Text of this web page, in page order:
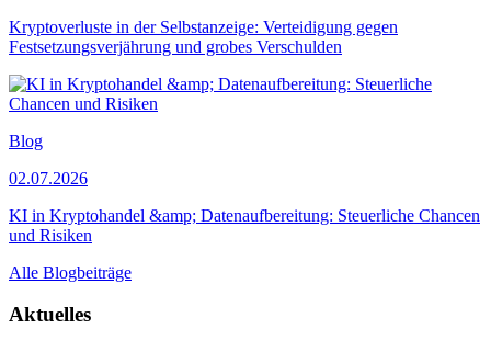
Kryptoverluste in der Selbstanzeige: Verteidigung gegen
Festsetzungsverjährung und grobes Verschulden
Blog
02.07.2026
KI in Kryptohandel &amp; Datenaufbereitung: Steuerliche Chancen
und Risiken
Alle Blogbeiträge
Aktuelles